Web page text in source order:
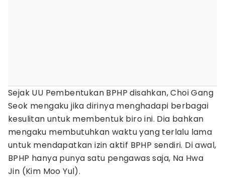
Sejak UU Pembentukan BPHP disahkan, Choi Gang
Seok mengaku jika dirinya menghadapi berbagai
kesulitan untuk membentuk biro ini. Dia bahkan
mengaku membutuhkan waktu yang terlalu lama
untuk mendapatkan izin aktif BPHP sendiri. Di awal,
BPHP hanya punya satu pengawas saja, Na Hwa
Jin (Kim Moo Yul).